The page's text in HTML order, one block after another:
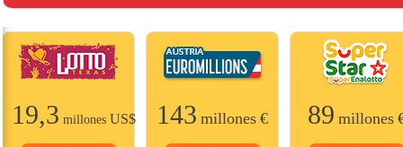
19,3 millones US$ 143 millones € 89 millones